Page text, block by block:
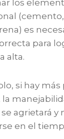
los
(cemento,
es
para
alta.
si hay más
se agrietará y
en el